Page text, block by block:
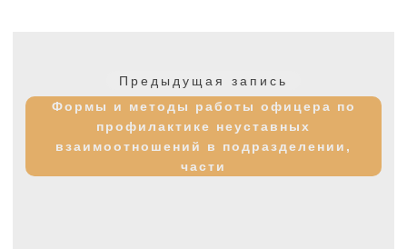
Предыдущая запись
запись:
Формы и методы работы офицера по
профилактике неуставных
взаимоотношений в подразделении,
части